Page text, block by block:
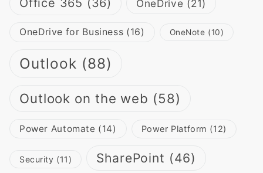
OneDrive (21)
OneDrive for Business (16) OneNote (10)
Outlook (88)
Outlook on the web (58)
Power Automate (14) Power Platform (12)
Security (11) SharePoint (46)